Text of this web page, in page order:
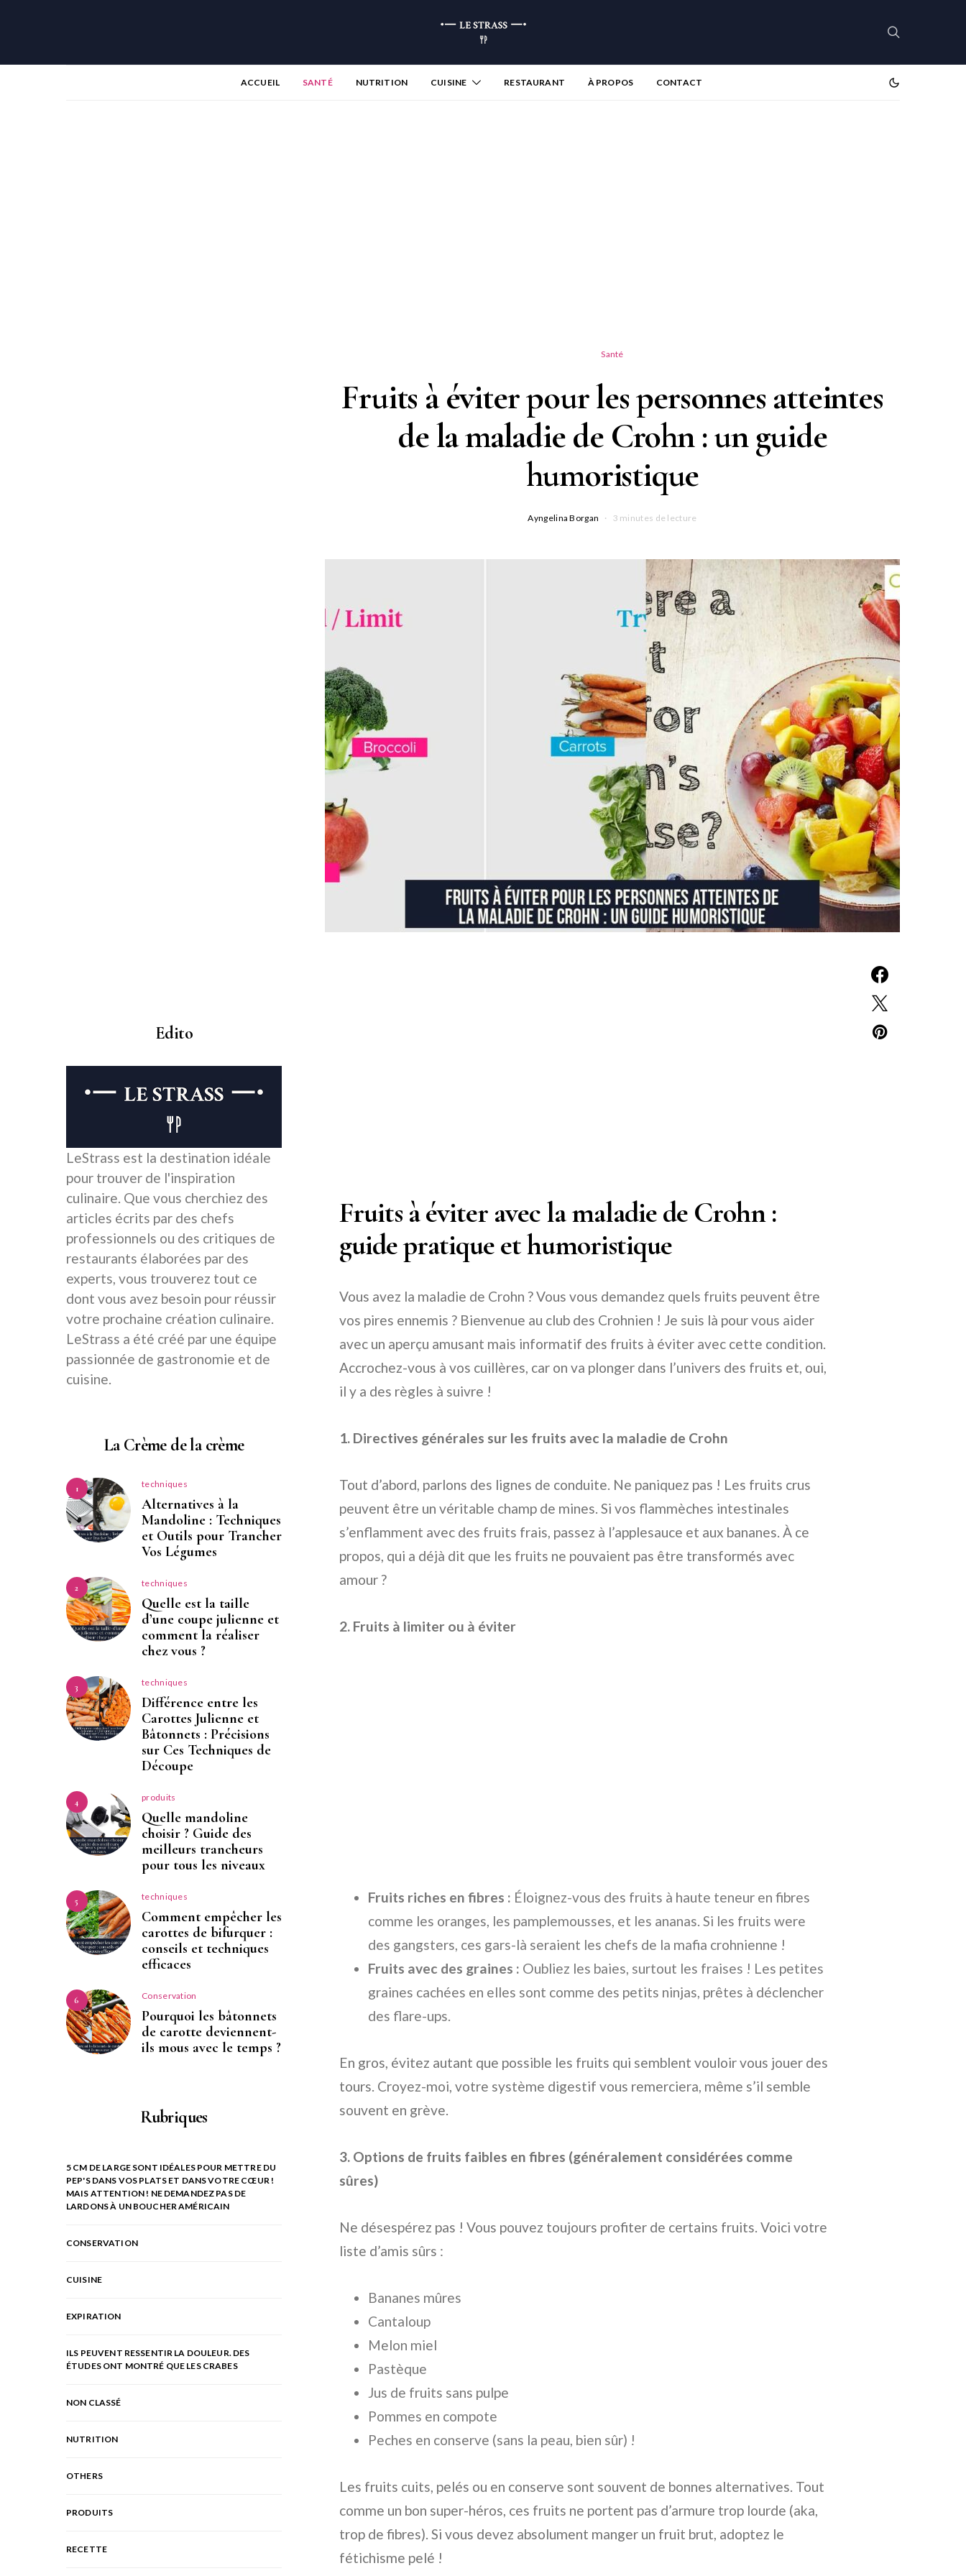
ACCUEIL SANTÉ NUTRITION CUISINE RESTAURANT À PROPOS CONTACT
Santé
Fruits à éviter pour les personnes atteintes
de la maladie de Crohn : un guide
humoristique
Ayngelina Borgan 3 minutes de lecture
Fruits à éviter avec la maladie de Crohn :
guide pratique et humoristique
Vous avez la maladie de Crohn ? Vous vous demandez quels fruits peuvent être
vos pires ennemis ? Bienvenue au club des Crohnien ! Je suis là pour vous aider
avec un aperçu amusant mais informatif des fruits à éviter avec cette condition.
Accrochez-vous à vos cuillères, car on va plonger dans l’univers des fruits et, oui,
il y a des règles à suivre !
1. Directives générales sur les fruits avec la maladie de Crohn
Tout d’abord, parlons des lignes de conduite. Ne paniquez pas ! Les fruits crus
peuvent être un véritable champ de mines. Si vos flammèches intestinales
s’enflamment avec des fruits frais, passez à l’applesauce et aux bananes. À ce
propos, qui a déjà dit que les fruits ne pouvaient pas être transformés avec
amour ?
2. Fruits à limiter ou à éviter
Fruits riches en fibres : Éloignez-vous des fruits à haute teneur en fibres
comme les oranges, les pamplemousses, et les ananas. Si les fruits were
des gangsters, ces gars-là seraient les chefs de la mafia crohnienne !
Fruits avec des graines : Oubliez les baies, surtout les fraises ! Les petites
graines cachées en elles sont comme des petits ninjas, prêtes à déclencher
des flare-ups.
En gros, évitez autant que possible les fruits qui semblent vouloir vous jouer des
tours. Croyez-moi, votre système digestif vous remerciera, même s’il semble
souvent en grève.
3. Options de fruits faibles en fibres (généralement considérées comme
sûres)
Ne désespérez pas ! Vous pouvez toujours profiter de certains fruits. Voici votre
liste d’amis sûrs :
Bananes mûres
Cantaloup
Melon miel
Pastèque
Jus de fruits sans pulpe
Pommes en compote
Peches en conserve (sans la peau, bien sûr) !
Les fruits cuits, pelés ou en conserve sont souvent de bonnes alternatives. Tout
comme un bon super-héros, ces fruits ne portent pas d’armure trop lourde (aka,
trop de fibres). Si vous devez absolument manger un fruit brut, adoptez le
fétichisme pelé !
Edito
LeStrass est la destination idéale
pour trouver de l'inspiration
culinaire. Que vous cherchiez des
articles écrits par des chefs
professionnels ou des critiques de
restaurants élaborées par des
experts, vous trouverez tout ce
dont vous avez besoin pour réussir
votre prochaine création culinaire.
LeStrass a été créé par une équipe
passionnée de gastronomie et de
cuisine.
La Crème de la crème
1 techniques
Alternatives à la
Mandoline : Techniques
et Outils pour Trancher
Vos Légumes
2 techniques
Quelle est la taille
d’une coupe julienne et
comment la réaliser
chez vous ?
3 techniques
Différence entre les
Carottes Julienne et
Bâtonnets : Précisions
sur Ces Techniques de
Découpe
4 produits
Quelle mandoline
choisir ? Guide des
meilleurs trancheurs
pour tous les niveaux
5 techniques
Comment empêcher les
carottes de bifurquer :
conseils et techniques
efficaces
6 Conservation
Pourquoi les bâtonnets
de carotte deviennent-
ils mous avec le temps ?
Rubriques
5 CM DE LARGE SONT IDÉALES POUR METTRE DU
PEP'S DANS VOS PLATS ET DANS VOTRE CŒUR !
MAIS ATTENTION ! NE DEMANDEZ PAS DE
LARDONS À UN BOUCHER AMÉRICAIN
CONSERVATION
CUISINE
EXPIRATION
ILS PEUVENT RESSENTIR LA DOULEUR. DES
ÉTUDES ONT MONTRÉ QUE LES CRABES
NON CLASSÉ
NUTRITION
OTHERS
PRODUITS
RECETTE